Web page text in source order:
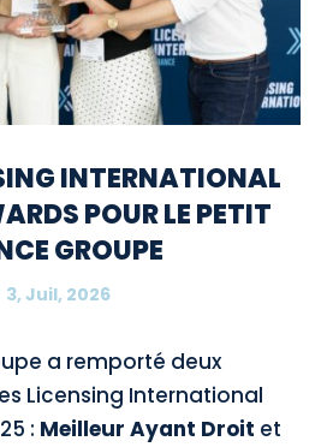
INTERNATIONAL
POUR LE PETIT
GROUPE
3, Juil, 2026
a remporté deux
Licensing International
: Meilleur Ayant Droit et